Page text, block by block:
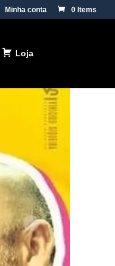
Minha conta 0 Items
Loja